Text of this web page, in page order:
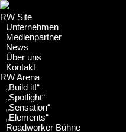
RW Site
Unternehmen
Medienpartner
News
Über uns
Kontakt
RW Arena
„Build it!“
„Spotlight“
„Sensation“
„Elements“
Roadworker Bühne